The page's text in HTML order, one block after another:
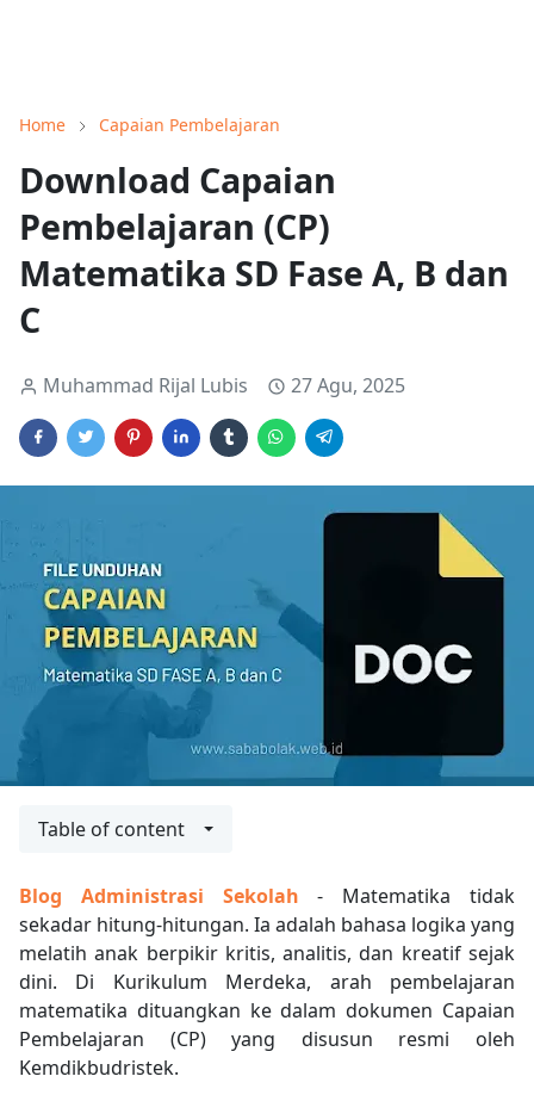
Home Capaian Pembelajaran
Download Capaian
Pembelajaran (CP)
Matematika SD Fase A, B dan
C
Muhammad Rijal Lubis 27 Agu, 2025
Table of content
Blog Administrasi Sekolah - Matematika tidak
sekadar hitung-hitungan. Ia adalah bahasa logika yang
melatih anak berpikir kritis, analitis, dan kreatif sejak
dini. Di Kurikulum Merdeka, arah pembelajaran
matematika dituangkan ke dalam dokumen Capaian
Pembelajaran (CP) yang disusun resmi oleh
Kemdikbudristek.